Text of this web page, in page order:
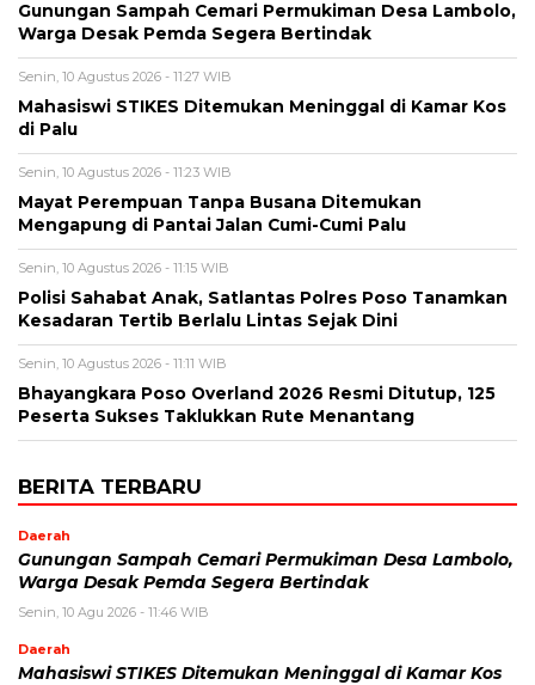
Gunungan Sampah Cemari Permukiman Desa Lambolo,
Warga Desak Pemda Segera Bertindak
Senin, 10 Agustus 2026 - 11:27 WIB
Mahasiswi STIKES Ditemukan Meninggal di Kamar Kos
di Palu
Senin, 10 Agustus 2026 - 11:23 WIB
Mayat Perempuan Tanpa Busana Ditemukan
Mengapung di Pantai Jalan Cumi-Cumi Palu
Senin, 10 Agustus 2026 - 11:15 WIB
Polisi Sahabat Anak, Satlantas Polres Poso Tanamkan
Kesadaran Tertib Berlalu Lintas Sejak Dini
Senin, 10 Agustus 2026 - 11:11 WIB
Bhayangkara Poso Overland 2026 Resmi Ditutup, 125
Peserta Sukses Taklukkan Rute Menantang
BERITA TERBARU
Daerah
Gunungan Sampah Cemari Permukiman Desa Lambolo,
Warga Desak Pemda Segera Bertindak
Senin, 10 Agu 2026 - 11:46 WIB
Daerah
Mahasiswi STIKES Ditemukan Meninggal di Kamar Kos